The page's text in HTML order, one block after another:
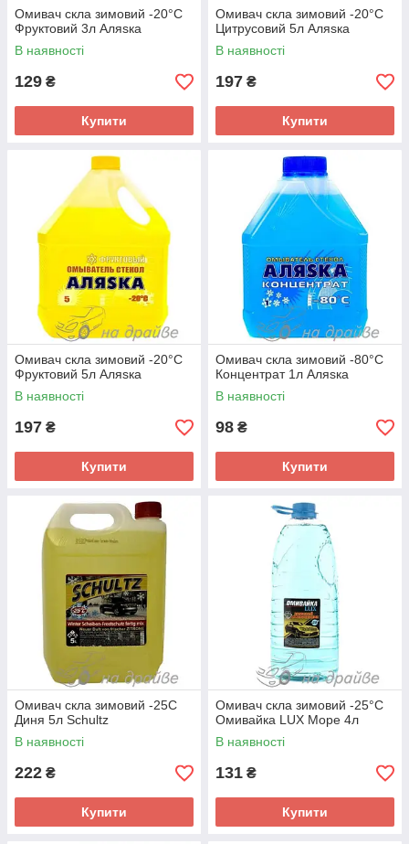
Омивач скла зимовий -20°C
Фруктовий 3л Аляѕка
В наявності
129 ₴
Купити
Омивач скла зимовий -20°C
Цитрусовий 5л Аляѕка
В наявності
197 ₴
Купити
Омивач скла зимовий -20°C
Фруктовий 5л Аляѕка
В наявності
197 ₴
Купити
Омивач скла зимовий -80°C
Концентрат 1л Аляѕка
В наявності
98 ₴
Купити
Омивач скла зимовий -25C
Диня 5л Schultz
В наявності
222 ₴
Купити
Омивач скла зимовий -25°C
Омивайка LUX Море 4л
В наявності
131 ₴
Купити